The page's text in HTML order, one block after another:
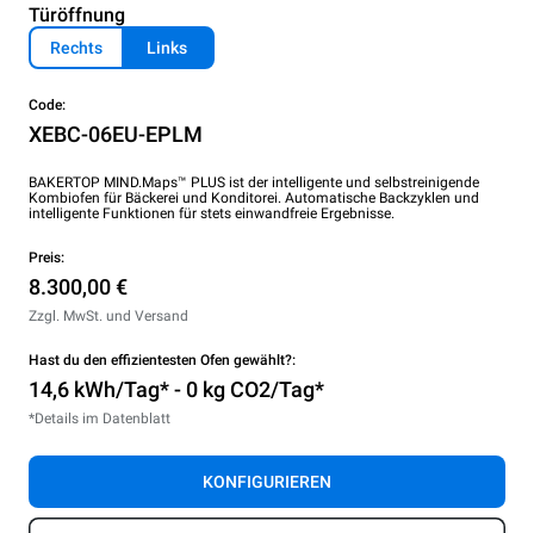
Türöffnung
Rechts Links
Code:
XEBC-06EU-EPLM
BAKERTOP MIND.Maps™ PLUS ist der intelligente und selbstreinigende
Kombiofen für Bäckerei und Konditorei. Automatische Backzyklen und
intelligente Funktionen für stets einwandfreie Ergebnisse.
Preis:
8.300,00 €
Zzgl. MwSt. und Versand
Hast du den effizientesten Ofen gewählt?:
14,6 kWh/Tag* - 0 kg CO2/Tag*
*Details im Datenblatt
KONFIGURIEREN